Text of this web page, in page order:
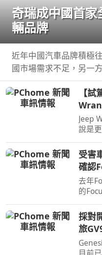
奇瑞成中國首
輛品牌
近年中國汽車品牌積極
國市場需求不足，另一
奇瑞宣布全球累積銷量
達此成績的中國汽車品牌
【
順！
Jeep
說是
漆、
不表
絕大
輕鬆
受害
確認
時皮
去年
的
查，
析，
採對
旅